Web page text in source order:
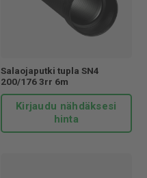
Salaojaputki tupla SN4
200/176 3rr 6m
Kirjaudu nähdäksesi
hinta